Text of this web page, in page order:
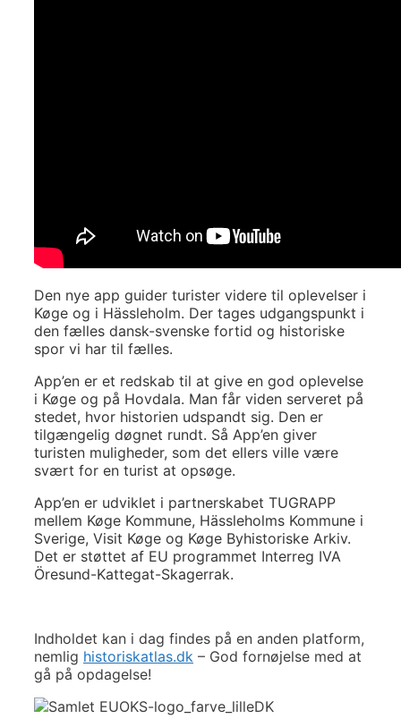
Den nye app guider turister videre til oplevelser i
Køge og i Hässleholm. Der tages udgangspunkt i
den fælles dansk-svenske fortid og historiske
spor vi har til fælles.
App’en er et redskab til at give en god oplevelse
i Køge og på Hovdala. Man får viden serveret på
stedet, hvor historien udspandt sig. Den er
tilgængelig døgnet rundt. Så App’en giver
turisten muligheder, som det ellers ville være
svært for en turist at opsøge.
App’en er udviklet i partnerskabet TUGRAPP
mellem Køge Kommune, Hässleholms Kommune i
Sverige, Visit Køge og Køge Byhistoriske Arkiv.
Det er støttet af EU programmet Interreg IVA
Öresund-Kattegat-Skagerrak.
Indholdet kan i dag findes på en anden platform,
nemlig historiskatlas.dk – God fornøjelse med at
gå på opdagelse!